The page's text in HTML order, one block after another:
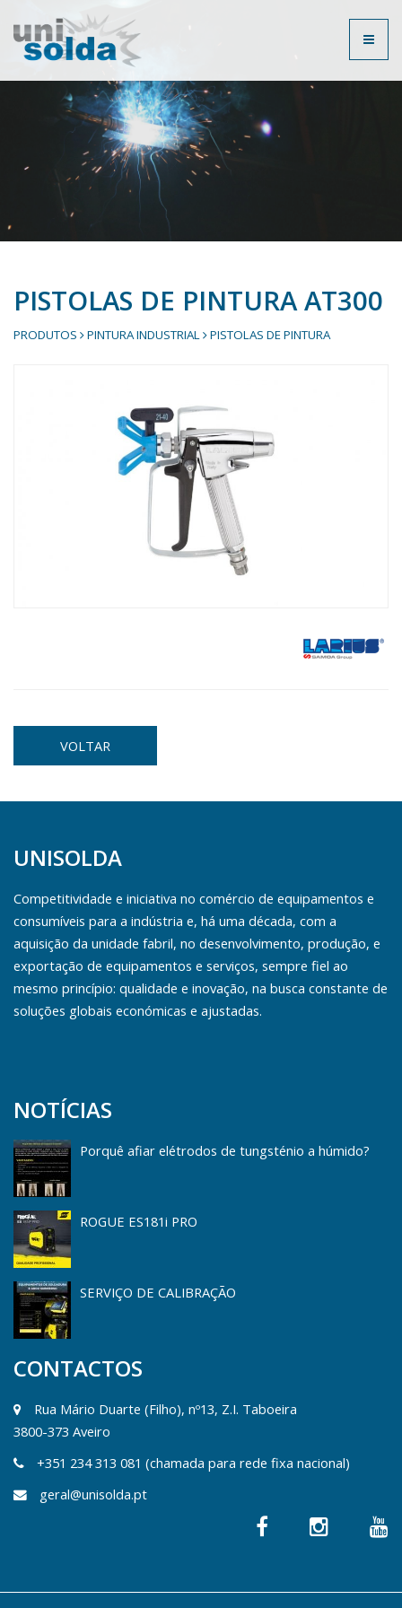
Toggle
PISTOLAS DE PINTURA AT300
PRODUTOS PINTURA INDUSTRIAL PISTOLAS DE PINTURA
VOLTAR
UNISOLDA
Competitividade e iniciativa no comércio de equipamentos e
consumíveis para a indústria e, há uma década, com a
aquisição da unidade fabril, no desenvolvimento, produção, e
exportação de equipamentos e serviços, sempre fiel ao
mesmo princípio: qualidade e inovação, na busca constante de
soluções globais económicas e ajustadas.
NOTÍCIAS
Porquê afiar elétrodos de tungsténio a húmido?
ROGUE ES181i PRO
SERVIÇO DE CALIBRAÇÃO
CONTACTOS
Rua Mário Duarte (Filho), nº13, Z.I. Taboeira
3800-373 Aveiro
+351 234 313 081 (chamada para rede fixa nacional)
geral@unisolda.pt